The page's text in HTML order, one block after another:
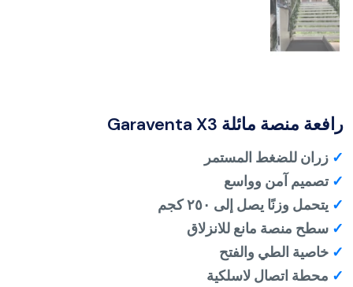
رافعة منصة مائلة Garaventa X3
✓ زران للضغط المستمر
✓ تصميم آمن وواسع
✓ يتحمل وزنًا يصل إلى ٢٥٠ كجم
✓ سطح منصة مانع للانزلاق
✓ خاصية الطي والفتح
✓ محطة اتصال لاسلكية